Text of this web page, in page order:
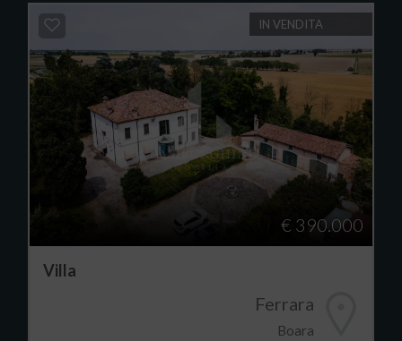
IN VENDITA
€ 390.000
Villa
Ferrara
Boara